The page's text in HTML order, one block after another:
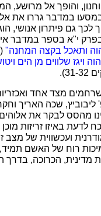
והופך אל מרושע,
במדבר גררו את
גם פיתרון אנושי,
י"א בספר במדבר
ותאכל בקצה המחנה"
ויגז שלווים מן הים
32).
שרחמים מצד אחד
שכה האריך
זו. ד"ר גרנות [6], לעומת זאת, אינו
לדעת באיזו זריזות
ועכשווית של
רוח של האשם
מדינית, הכרוכה,